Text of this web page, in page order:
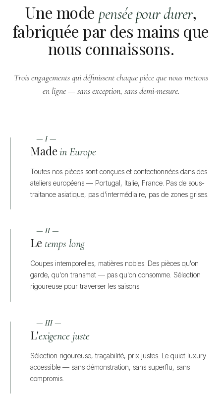
Une mode pensée pour durer,
fabriquée par des mains que
nous connaissons.
Trois engagements qui définissent chaque pièce que nous mettons
en ligne — sans exception, sans demi-mesure.
— I —
Madein Europe
Toutes nos pièces sont conçues et confectionnées dans des
ateliers européens — Portugal, Italie, France. Pas de sous-
traitance asiatique, pas d'intermédiaire, pas de zones grises.
— II —
Le temps long
Coupes intemporelles, matières nobles. Des pièces qu'on
garde, qu'on transmet — pas qu'on consomme. Sélection
rigoureuse pour traverser les saisons.
— III —
L'exigence juste
Sélection rigoureuse, traçabilité, prix justes. Le quiet luxury
accessible — sans démonstration, sans superflu, sans
compromis.